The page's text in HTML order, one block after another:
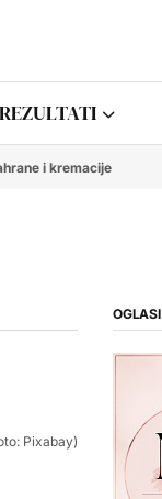
i kremacije
Pixabay)
OGLASI